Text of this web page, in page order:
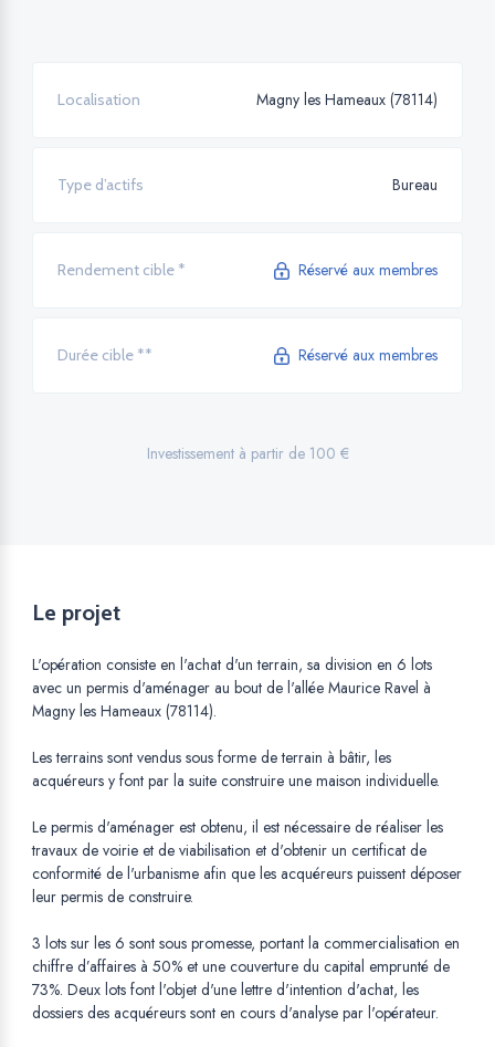
Localisation Magny les Hameaux (78114)
Type d’actifs Bureau
Rendement cible * Réservé aux membres
Durée cible ** Réservé aux membres
Investissement à partir de 100 €
Le projet
L'opération consiste en l'achat d'un terrain, sa division en 6 lots
avec un permis d'aménager au bout de l'allée Maurice Ravel à
Magny les Hameaux (78114).
Les terrains sont vendus sous forme de terrain à bâtir, les
acquéreurs y font par la suite construire une maison individuelle.
Le permis d'aménager est obtenu, il est nécessaire de réaliser les
travaux de voirie et de viabilisation et d'obtenir un certificat de
conformité de l'urbanisme afin que les acquéreurs puissent déposer
leur permis de construire.
3 lots sur les 6 sont sous promesse, portant la commercialisation en
chiffre d’affaires à 50% et une couverture du capital emprunté de
73%. Deux lots font l'objet d'une lettre d'intention d'achat, les
dossiers des acquéreurs sont en cours d'analyse par l'opérateur.